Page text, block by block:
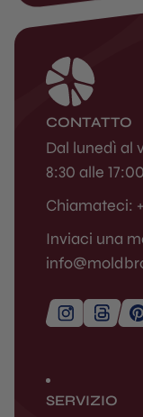
SERVIZIO
CONTATTO
Dal lunedì al
8:30 alle
Chiamateci:
Inviaci una